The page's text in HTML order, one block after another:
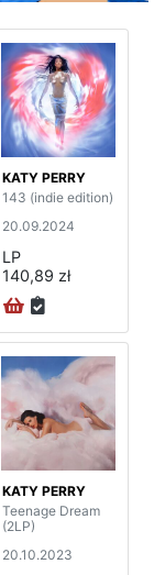
KATY PERRY
143 (indie edition)
20.09.2024
LP
140,89 zł
KATY PERRY
Teenage Dream
(2LP)
20.10.2023